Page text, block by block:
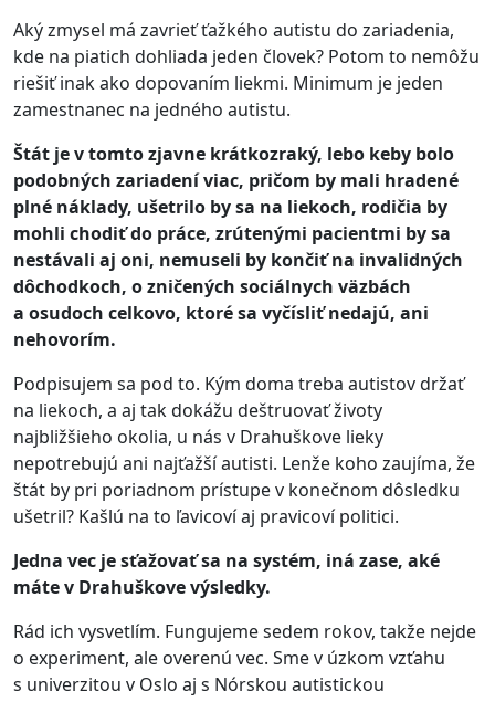
Aký zmysel má zavrieť ťažkého autistu do zariadenia,
kde na piatich dohliada jeden človek? Potom to nemôžu
riešiť inak ako dopovaním liekmi. Minimum je jeden
zamestnanec na jedného autistu.
Štát je v tomto zjavne krátkozraký, lebo keby bolo
podobných zariadení viac, pričom by mali hradené
plné náklady, ušetrilo by sa na liekoch, rodičia by
mohli chodiť do práce, zrútenými pacientmi by sa
nestávali aj oni, nemuseli by končiť na invalidných
dôchodkoch, o zničených sociálnych väzbách
a osudoch celkovo, ktoré sa vyčísliť nedajú, ani
nehovorím.
Podpisujem sa pod to. Kým doma treba autistov držať
na liekoch, a aj tak dokážu deštruovať životy
najbližšieho okolia, u nás v Drahuškove lieky
nepotrebujú ani najťažší autisti. Lenže koho zaujíma, že
štát by pri poriadnom prístupe v konečnom dôsledku
ušetril? Kašlú na to ľavicoví aj pravicoví politici.
Jedna vec je sťažovať sa na systém, iná zase, aké
máte v Drahuškove výsledky.
Rád ich vysvetlím. Fungujeme sedem rokov, takže nejde
o experiment, ale overenú vec. Sme v úzkom vzťahu
s univerzitou v Oslo aj s Nórskou autistickou